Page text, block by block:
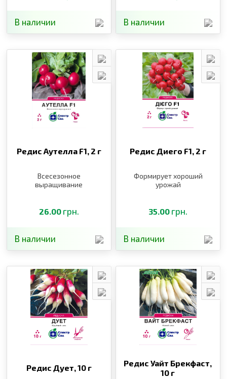
В наличии В наличии
Редис Аутелла F1, 2 г
Всесезонное
выращивание
26.00 грн.
В наличии
Редис Диего F1, 2 г
Формирует хороший
урожай
35.00 грн.
В наличии
Редис Дует,10 г
Редис Уайт Брекфаст,
10 г